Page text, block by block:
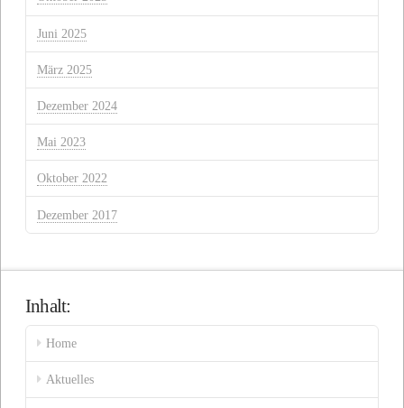
Juni 2025
März 2025
Dezember 2024
Mai 2023
Oktober 2022
Dezember 2017
Inhalt:
Home
Aktuelles